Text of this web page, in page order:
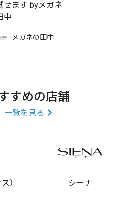
せます byメガネ
中
メガネの田中
すめの店舗
一覧を見る
） シーナ